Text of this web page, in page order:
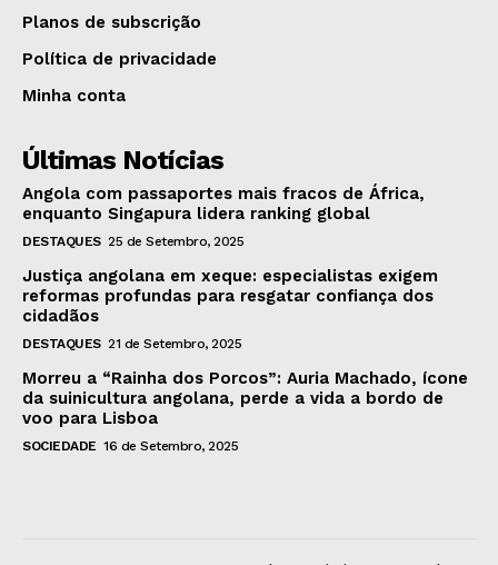
Planos de subscrição
Política de privacidade
Minha conta
Últimas Notícias
Angola com passaportes mais fracos de África,
enquanto Singapura lidera ranking global
DESTAQUES 25 de Setembro, 2025
Justiça angolana em xeque: especialistas exigem
reformas profundas para resgatar confiança dos
cidadãos
DESTAQUES 21 de Setembro, 2025
Morreu a “Rainha dos Porcos”: Auria Machado, ícone
da suinicultura angolana, perde a vida a bordo de
voo para Lisboa
SOCIEDADE 16 de Setembro, 2025